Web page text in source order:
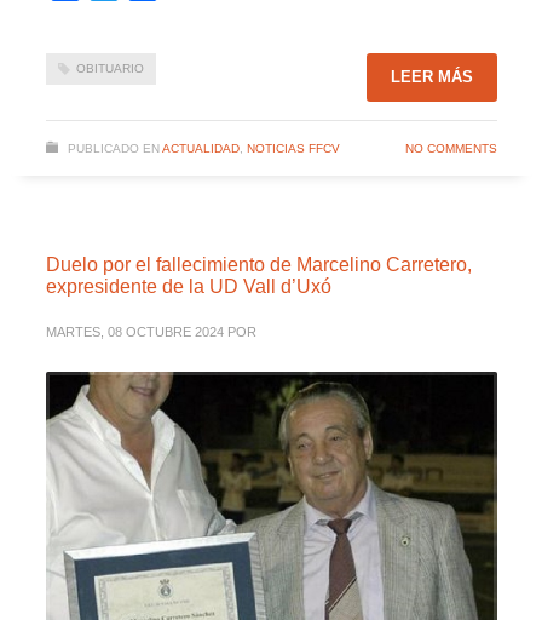
OBITUARIO LEER MÁS
PUBLICADO EN ACTUALIDAD, NOTICIAS FFCV NO COMMENTS
Duelo por el fallecimiento de Marcelino Carretero,
expresidente de la UD Vall d’Uxó
MARTES, 08 OCTUBRE 2024 POR